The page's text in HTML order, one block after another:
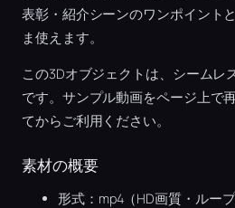
表彰・紹介シーンのワンポイント
ま使えます。
この3Dオブジェクトは、シームレ
です。サンプル動画をページ上で
てからご利用ください。
素材の概要
形式：mp4（HD画質・ループ